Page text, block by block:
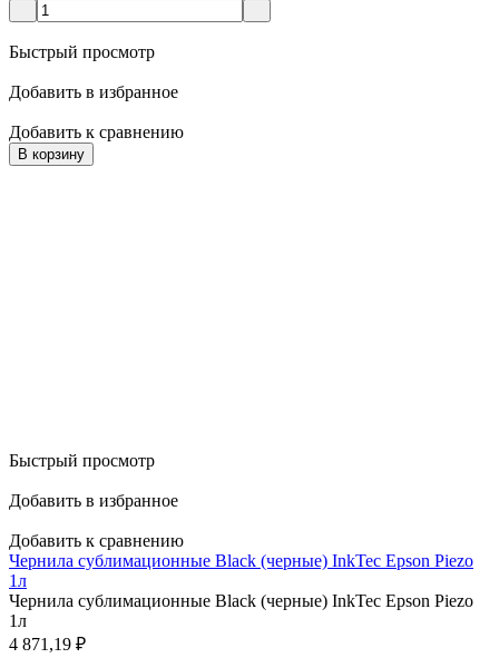
Быстрый просмотр
Добавить в избранное
Добавить к сравнению
В корзину
Быстрый просмотр
Добавить в избранное
Добавить к сравнению
Чернила сублимационные Black (черные) InkTec Epson Piezo
1л
Чернила сублимационные Black (черные) InkTec Epson Piezo
1л
4 871,19 ₽